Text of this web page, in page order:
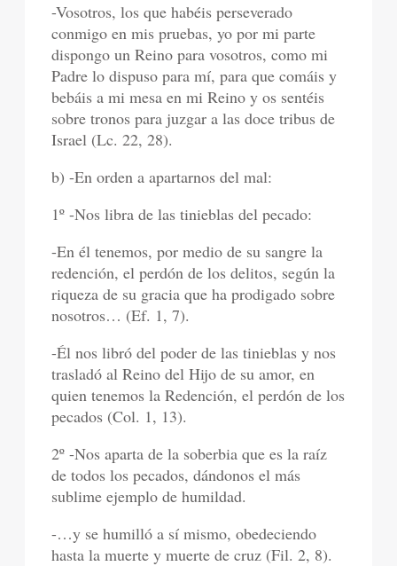
-Vosotros, los que habéis perseverado
conmigo en mis pruebas, yo por mi parte
dispongo un Reino para vosotros, como mi
Padre lo dispuso para mí, para que comáis y
bebáis a mi mesa en mi Reino y os sentéis
sobre tronos para juzgar a las doce tribus de
Israel (Lc. 22, 28).
b) -En orden a apartarnos del mal:
1º -Nos libra de las tinieblas del pecado:
-En él tenemos, por medio de su sangre la
redención, el perdón de los delitos, según la
riqueza de su gracia que ha prodigado sobre
nosotros… (Ef. 1, 7).
-Él nos libró del poder de las tinieblas y nos
trasladó al Reino del Hijo de su amor, en
quien tenemos la Redención, el perdón de los
pecados (Col. 1, 13).
2º -Nos aparta de la soberbia que es la raíz
de todos los pecados, dándonos el más
sublime ejemplo de humildad.
-…y se humilló a sí mismo, obedeciendo
hasta la muerte y muerte de cruz (Fil. 2, 8).